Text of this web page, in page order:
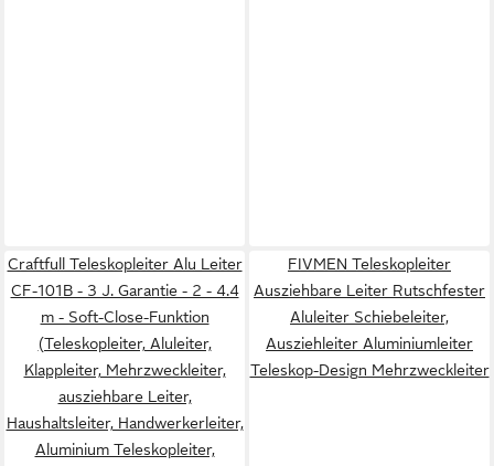
Craftfull Teleskopleiter Alu Leiter
CF-101B - 3 J. Garantie - 2 - 4.4
m - Soft-Close-Funktion
(Teleskopleiter, Aluleiter,
Klappleiter, Mehrzweckleiter,
ausziehbare Leiter,
Haushaltsleiter, Handwerkerleiter,
Aluminium Teleskopleiter,
FIVMEN Teleskopleiter
Ausziehbare Leiter Rutschfester
Aluleiter Schiebeleiter,
Ausziehleiter Aluminiumleiter
Teleskop-Design Mehrzweckleiter